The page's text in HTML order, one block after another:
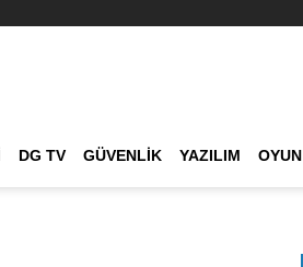
DG TV GÜVENLIK YAZILIM OYUN